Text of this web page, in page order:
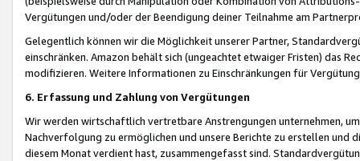
Vergütungen und/oder der Beendigung deiner Teilnahme am
Gelegentlich können wir die Möglichkeit unserer Partner,
einschränken. Amazon behält sich (ungeachtet etwaiger Fristen) das
modifizieren. Weitere Informationen zu Einschränkungen für
6. Erfassung und Zahlung von Vergütungen
Wir werden wirtschaftlich vertretbare Anstrengungen unternehmen,
Nachverfolgung zu ermöglichen und unsere Berichte zu erstellen und
diesem Monat verdient hast, zusammengefasst sind.